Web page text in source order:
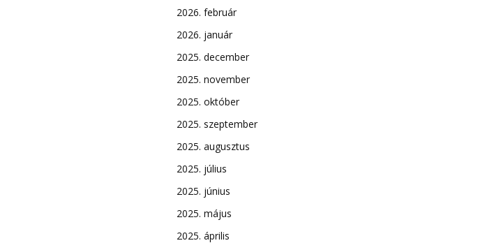
2026. február
2026. január
2025. december
2025. november
2025. október
2025. szeptember
2025. augusztus
2025. július
2025. június
2025. május
2025. április